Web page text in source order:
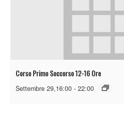
Corso Primo Soccorso 12-16 Ore
Settembre 29,16:00 - 22:00